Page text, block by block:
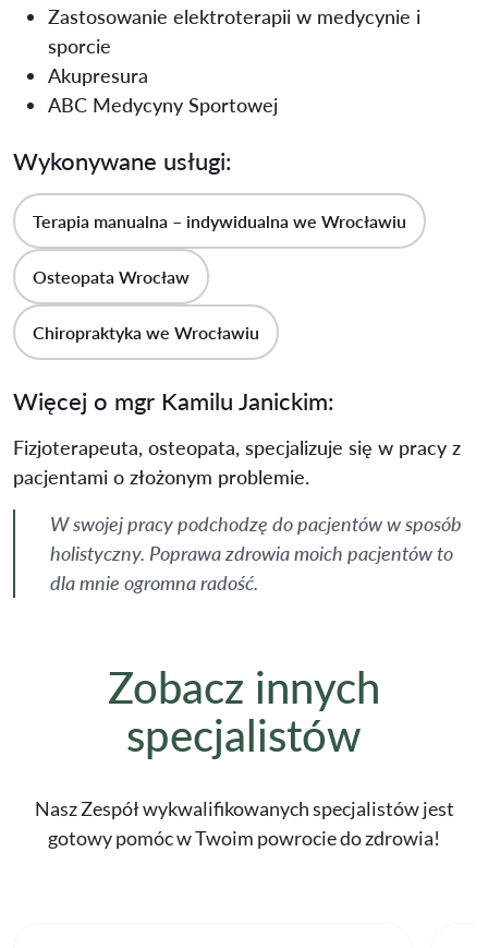
Zastosowanie elektroterapii w medycynie i
sporcie
Akupresura
ABC Medycyny Sportowej
Wykonywane usługi:
Terapia manualna – indywidualna we Wrocławiu
Osteopata Wrocław
Chiropraktyka we Wrocławiu
Więcej o mgr Kamilu Janickim:
Fizjoterapeuta, osteopata, specjalizuje się w pracy z
pacjentami o złożonym problemie.
W swojej pracy podchodzę do pacjentów w sposób
holistyczny. Poprawa zdrowia moich pacjentów to
dla mnie ogromna radość.
Zobacz innych
specjalistów
Nasz Zespół wykwalifikowanych specjalistów jest
gotowy pomóc w Twoim powrocie do zdrowia!